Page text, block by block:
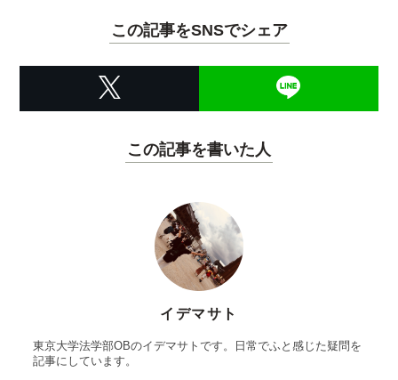
この記事をSNSでシェア
この記事を書いた人
イデマサト
東京大学法学部OBのイデマサトです。日常でふと感じた疑問を
記事にしています。